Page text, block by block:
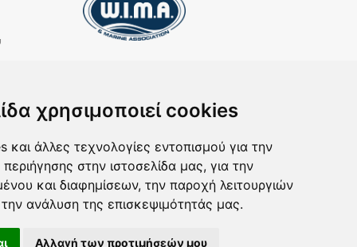
χρησιμοποιεί cookies
και άλλες τεχνολογίες εντοπισμού για την
στην ιστοσελίδα μας, για την
και διαφημίσεων, την παροχή λειτουργιών
ανάλυση της επισκεψιμότητάς μας.
Αλλαγή των προτιμήσεών μου
συμπληρώστε το email σας στην παρακάτω φόρμα